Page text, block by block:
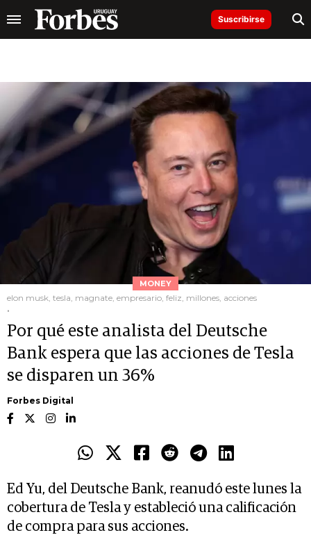
Suscribirse
MONEY
elon musk, tesla, magnate, empresario, feliz, millones, acciones
.
Por qué este analista del Deutsche
Bank espera que las acciones de Tesla
se disparen un 36%
Forbes Digital
Ed Yu, del Deutsche Bank, reanudó este lunes la
cobertura de Tesla y estableció una calificación
de compra para sus acciones.